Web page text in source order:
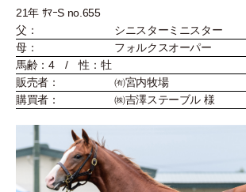
21年 ｻﾏｰS no.655
父：
シニスターミニスター
母：
フォルクスオーパー
馬齢：4 / 性：牡
販売者：
㈲宮内牧場
購買者：
㈱吉澤ステーブル 様